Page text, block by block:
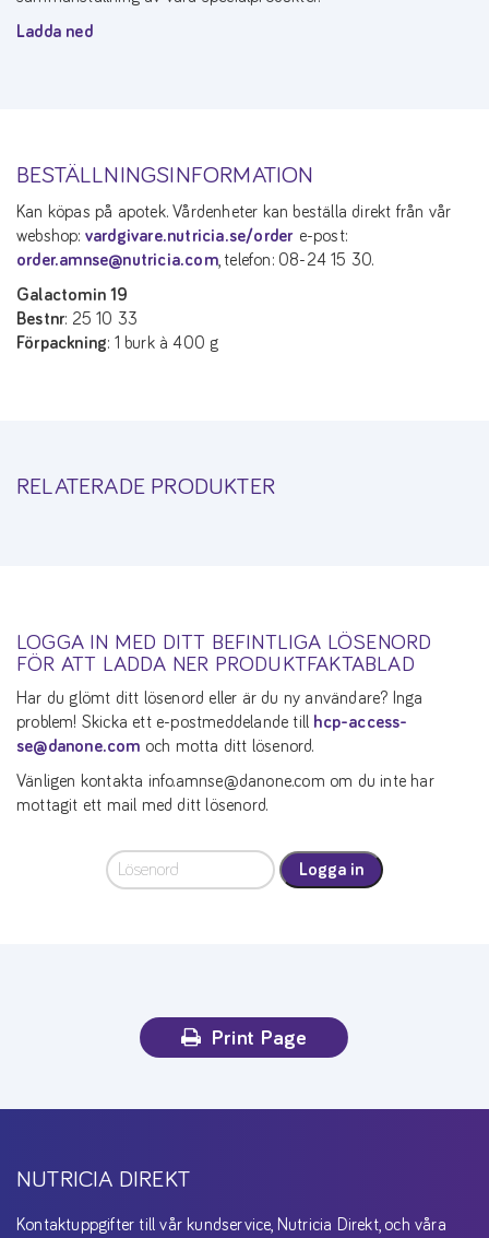
Ladda ned
BESTÄLLNINGSINFORMATION
Kan köpas på apotek. Vårdenheter kan beställa direkt från vår
webshop: vardgivare.nutricia.se/order e-post:
order.amnse@nutricia.com, telefon: 08-24 15 30.
Galactomin 19
Bestnr: 25 10 33
Förpackning: 1 burk à 400 g
RELATERADE PRODUKTER
LOGGA IN MED DITT BEFINTLIGA LÖSENORD
FÖR ATT LADDA NER PRODUKTFAKTABLAD
Har du glömt ditt lösenord eller är du ny användare? Inga
problem! Skicka ett e-postmeddelande till hcp-access-
se@danone.com och motta ditt lösenord.
Vänligen kontakta info.amnse@danone.com om du inte har
mottagit ett mail med ditt lösenord.
Logga in
Print Page
NUTRICIA DIREKT
Kontaktuppgifter till vår kundservice, Nutricia Direkt, och våra